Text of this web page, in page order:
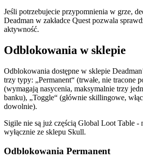
Jeśli potrzebujecie przypomnienia w grze,
Deadman w zakładce Quest pozwala
aktywność.
Odblokowania w sklepie
Odblokowania dostępne w sklepie
trzy typy: „Permanent“ (trwałe, nie tracone
(wymagają nasycenia, maksymalnie trzy
banku), „Toggle“ (głównie skillingowe,
dowolnie).
Sigile nie są już częścią Global Loot Table -
wyłącznie ze sklepu Skull.
Odblokowania Permanent